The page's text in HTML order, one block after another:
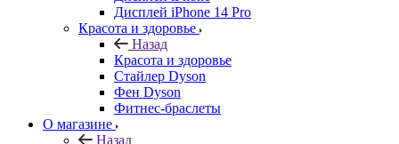
Дисплей iPhone 14 Pro
Красота и здоровье
Назад
Красота и здоровье
Стайлер Dyson
Фен Dyson
Фитнес-браслеты
О магазине
Назад